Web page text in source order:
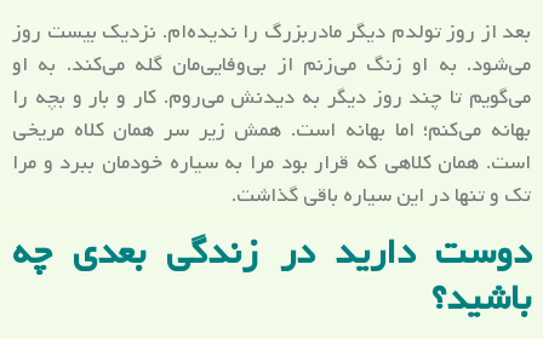
بعد از روز تولدم دیگر مادربزرگ را ندیده‌ام. نزدیک بیست روز
می‌شود. به او زنگ می‌زنم از بی‌وفایی‌مان گله می‌کند. به او
می‌گویم تا چند روز دیگر به دیدنش می‌روم. کار و بار و بچه را
بهانه می‌کنم؛ اما بهانه است. همش زیر سر همان کلاه مریخی
است. همان کلاهی که قرار بود مرا به سیاره خودمان ببرد و مرا
تک و تنها در این سیاره باقی گذاشت.
دوست دارید در زندگی بعدی چه
باشید؟